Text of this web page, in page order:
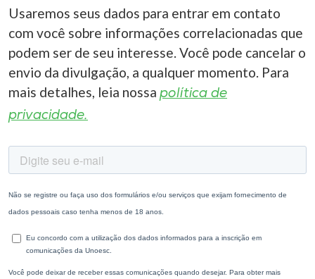
Usaremos seus dados para entrar em contato
com você sobre informações correlacionadas que
podem ser de seu interesse. Você pode cancelar o
envio da divulgação, a qualquer momento. Para
mais detalhes, leia nossa política de
privacidade.